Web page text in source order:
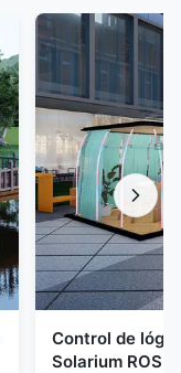
Control de
Solarium